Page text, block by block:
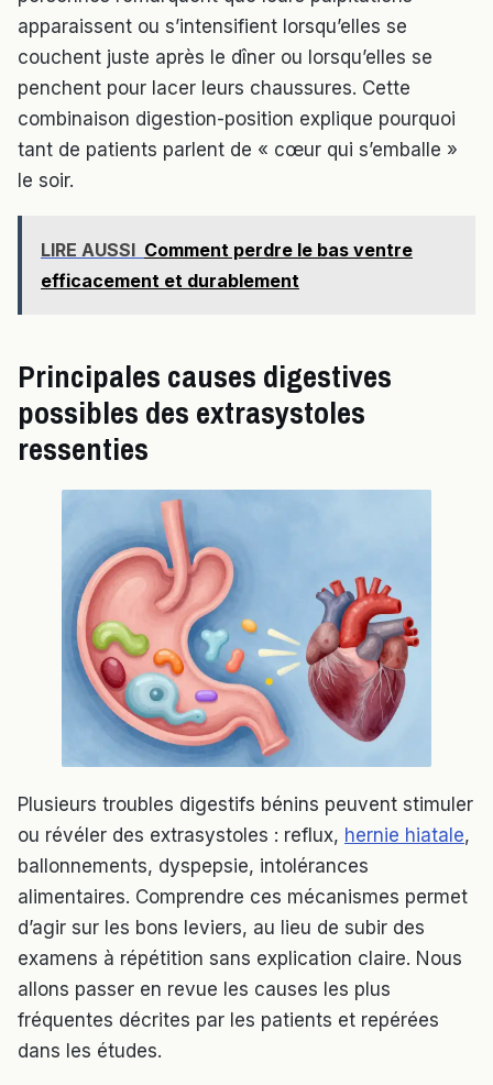
apparaissent ou s’intensifient lorsqu’elles se
couchent juste après le dîner ou lorsqu’elles se
penchent pour lacer leurs chaussures. Cette
combinaison digestion-position explique pourquoi
tant de patients parlent de « cœur qui s’emballe »
le soir.
LIRE AUSSI Comment perdre le bas ventre
efficacement et durablement
Principales causes digestives
possibles des extrasystoles
ressenties
Plusieurs troubles digestifs bénins peuvent stimuler
ou révéler des extrasystoles : reflux, hernie hiatale,
ballonnements, dyspepsie, intolérances
alimentaires. Comprendre ces mécanismes permet
d’agir sur les bons leviers, au lieu de subir des
examens à répétition sans explication claire. Nous
allons passer en revue les causes les plus
fréquentes décrites par les patients et repérées
dans les études.